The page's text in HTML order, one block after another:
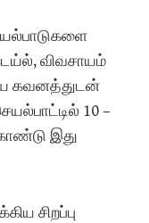
விவசாயம்
கவனத்துடன்
10 –
இது
சிறப்பு